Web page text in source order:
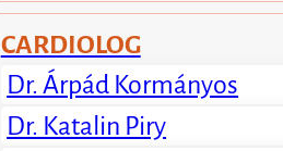
CARDIOLOG
Dr. Árpád Kormányos
Dr. Katalin Piry